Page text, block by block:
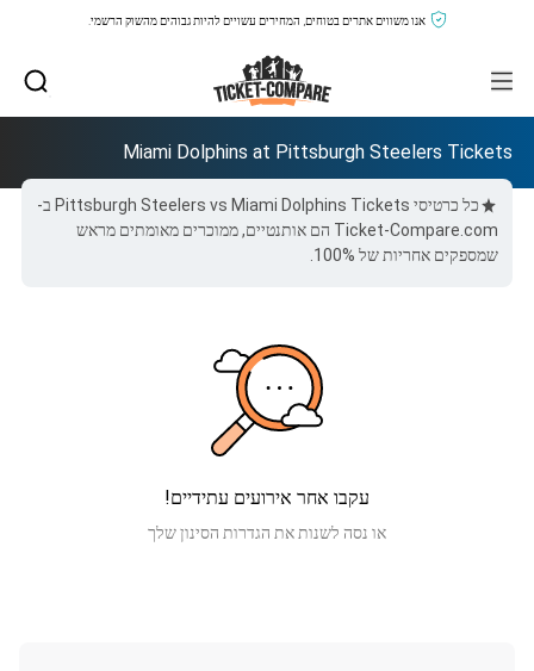
אנו משווים אתרים בטוחים, המחירים עשויים להיות גבוהים מהשוק הרשמי.
Miami Dolphins at Pittsburgh Steelers Tickets
כל כרטיסי Pittsburgh Steelers vs Miami Dolphins Tickets ב-
Ticket-Compare.com הם אותנטיים, ממוכרים מאומתים מראש
שמספקים אחריות של 100%.
עקבו אחר אירועים עתידיים!
או נסה לשנות את הגדרות הסינון שלך